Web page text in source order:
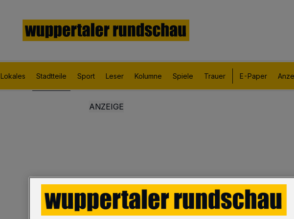
Lokales Stadtteile Sport Leser Kolumne Spiele Trauer E-Paper